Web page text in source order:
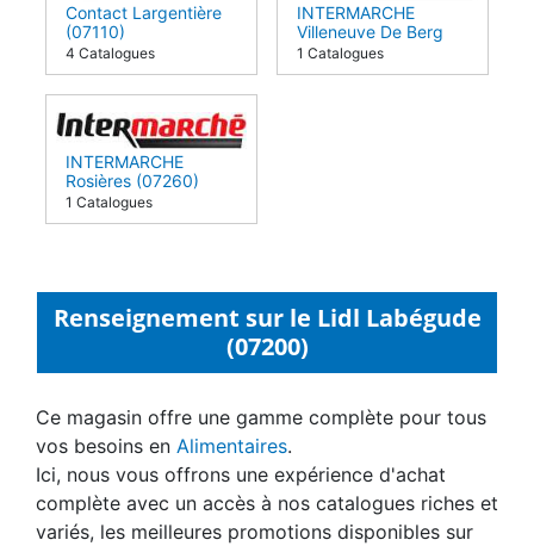
Contact Largentière
(07110)
4 Catalogues
INTERMARCHE
Villeneuve De Berg
(07170)
1 Catalogues
INTERMARCHE
Rosières (07260)
1 Catalogues
Renseignement sur le Lidl Labégude
(07200)
Ce magasin offre une gamme complète pour tous
vos besoins en Alimentaires.
Ici, nous vous offrons une expérience d'achat
complète avec un accès à nos catalogues riches et
variés, les meilleures promotions disponibles sur